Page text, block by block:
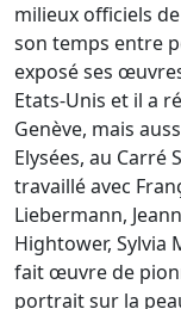
milieux officiels
son temps entre
exposé ses
Etats-Unis et il a
Genève, mais
Elysées, au Carré
travaillé avec
Liebermann,
Hightower, Sylvia
fait œuvre de
portrait sur la